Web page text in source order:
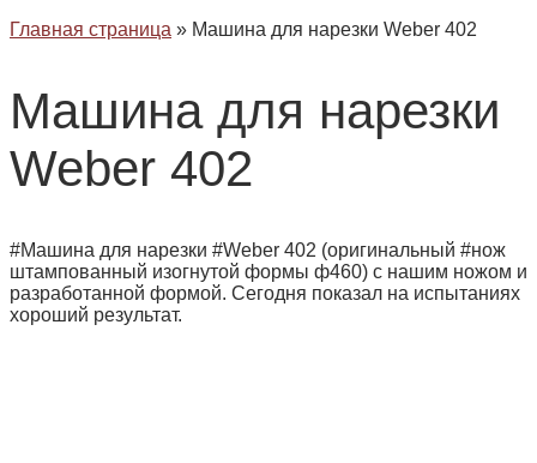
Главная страница » Машина для нарезки Weber 402
Машина для нарезки
Weber 402
#Машина для нарезки #Weber 402 (оригинальный #нож
штампованный изогнутой формы ф460) с нашим ножом и
разработанной формой. Сегодня показал на испытаниях
хороший результат.